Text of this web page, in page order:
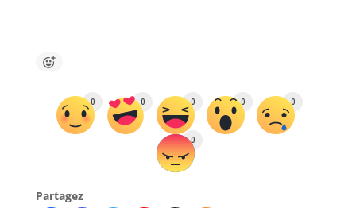
0 0 0 0 0
0
Partagez